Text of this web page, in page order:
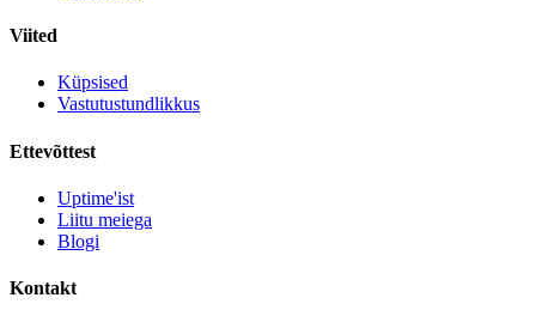
Viited
Küpsised
Vastutustundlikkus
Ettevõttest
Uptime'ist
Liitu meiega
Blogi
Kontakt